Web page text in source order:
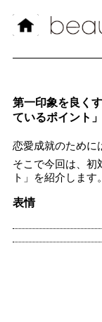
第一印象を良く
ているポイント」
恋愛成就のために
そこで今回は、初
ト」を紹介します。
表情